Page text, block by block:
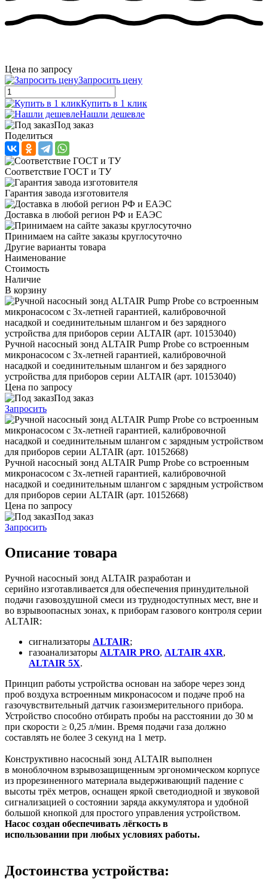
Цена по запросу
Запросить цену
Купить в 1 клик
Нашли дешевле
Под заказ
Поделиться
Соответствие ГОСТ и ТУ
Гарантия завода изготовителя
Доставка в любой регион РФ и ЕАЭС
Принимаем на сайте заказы круглосуточно
Другие варианты товара
Наименование
Стоимость
Наличие
В корзину
Ручной насосный зонд ALTAIR Pump Probe со встроенным
микронасосом с 3х-летней гарантией, калибровочной
насадкой и соединительным шлангом и без зарядного
устройства для приборов серии ALTAIR (арт. 10153040)
Цена по запросу
Под заказ
Запросить
Ручной насосный зонд ALTAIR Pump Probe со встроенным
микронасосом с 3х-летней гарантией, калибровочной
насадкой и соединительным шлангом с зарядным устройством
для приборов серии ALTAIR (арт. 10152668)
Цена по запросу
Под заказ
Запросить
Описание товара
Ручной насосный зонд ALTAIR разработан и
серийно изготавливается для обеспечения принудительной
подачи газовоздушной смеси из труднодоступных мест, вне и
во взрывоопасных зонах, к приборам газового контроля серии
ALTAIR:
сигнализаторы ALTAIR;
газоанализаторы ALTAIR PRO, ALTAIR 4XR,
ALTAIR 5Х.
Принцип работы устройства основан на заборе через зонд
проб воздуха встроенным микронасосом и подаче проб на
газочувствительный датчик газоизмерительного прибора.
Устройство способно отбирать пробы на расстоянии до 30 м
при скорости ≥ 0,25 л/мин. Время подачи газа должно
составлять не более 3 секунд на 1 метр.
Конструктивно насосный зонд ALTAIR выполнен
в моноблочном взрывозащищенным эргономическом корпусе
из прорезиненного материала выдерживающий падение с
высоты трёх метров, оснащен яркой светодиодной и звуковой
сигнализацией о состоянии заряда аккумулятора и удобной
большой кнопкой для простого управления устройством.
Насос создан обеспечивать лёгкость в
использовании при любых условиях работы.
Достоинства устройства: